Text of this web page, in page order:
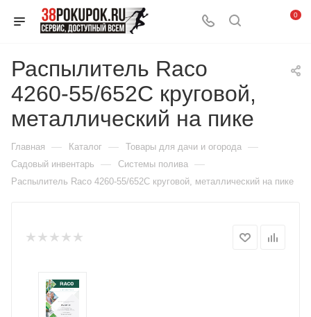
0
Распылитель Raco
4260-55/652C круговой,
металлический на пике
Главная — Каталог — Товары для дачи и огорода —
Садовый инвентарь — Системы полива —
Распылитель Raco 4260-55/652C круговой, металлический на пике